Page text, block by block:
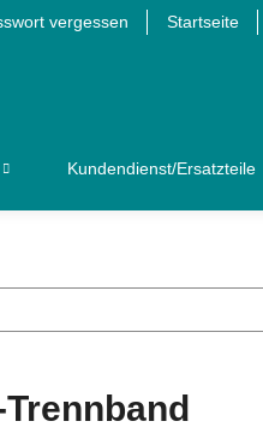
vergessen Startseite
Kundendienst/Ersatzteile